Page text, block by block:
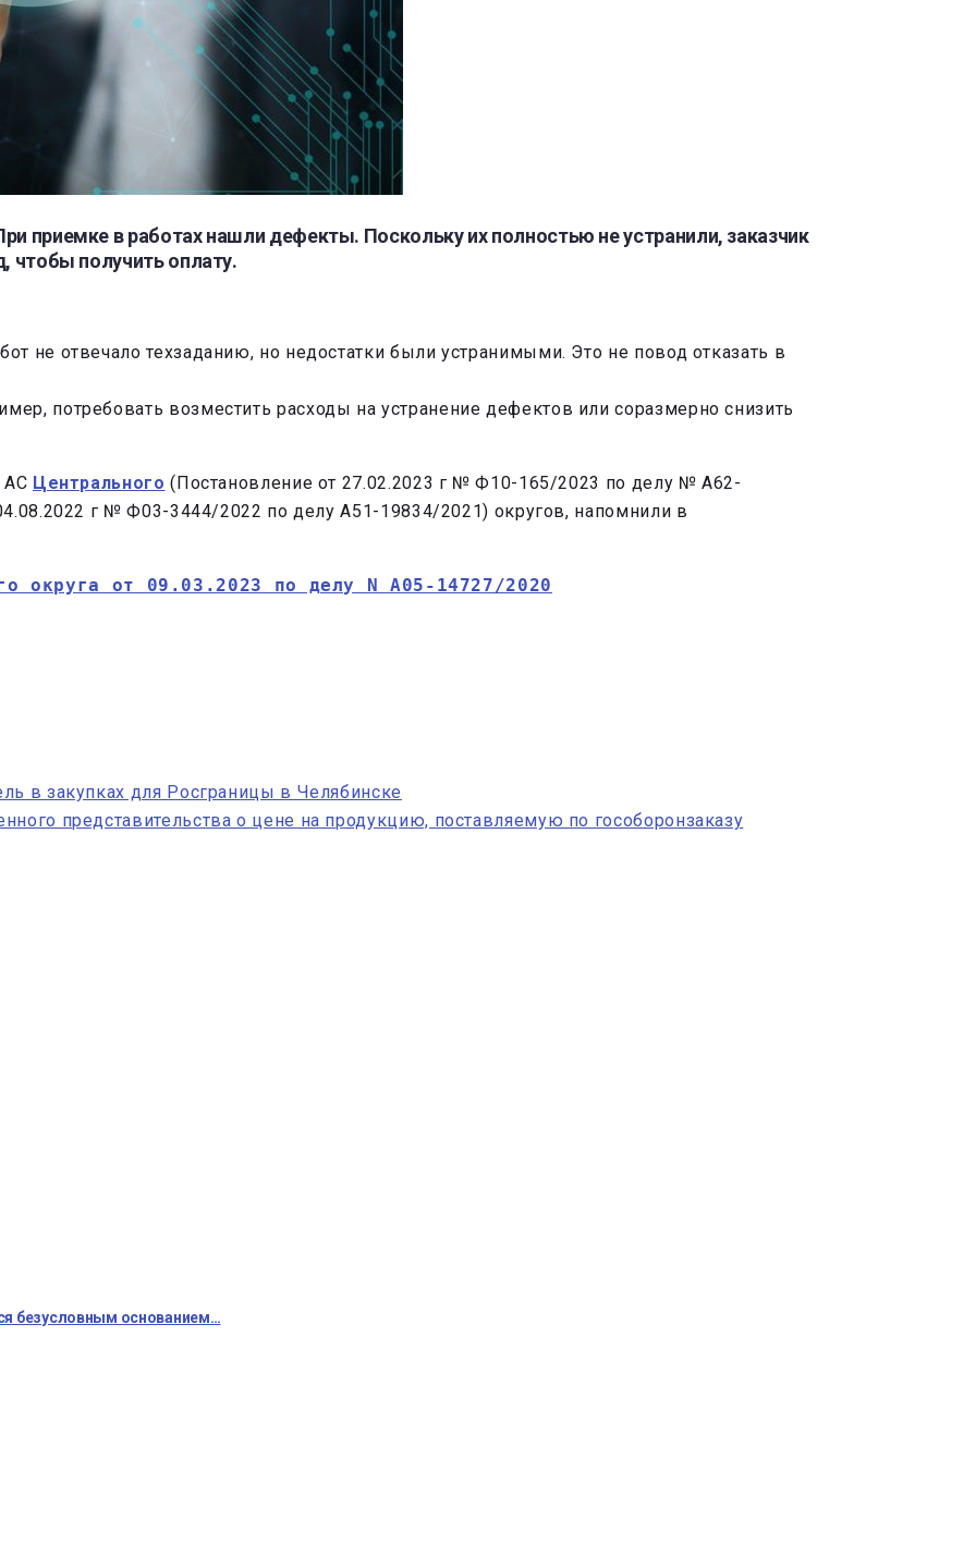
приемке в работах нашли дефекты. Поскольку их полностью не устранили, заказчик
чтобы получить оплату.
не отвечало техзаданию, но недостатки были устранимыми. Это не повод отказать в
потребовать возместить расходы на устранение дефектов или соразмерно снизить
АС Центрального (Постановление от 27.02.2023 г № Ф10-165/2023 по делу № А62-
г № Ф03-3444/2022 по делу А51-19834/2021) округов, напомнили в
округа от 09.03.2023 по делу N А05-14727/2020
в закупках для Росграницы в Челябинске
представительства о цене на продукцию, поставляемую по гособоронзаказу
безусловным основанием…